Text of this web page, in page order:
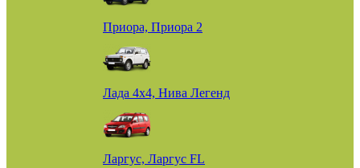
Приора, Приора 2
Лада 4х4, Нива Легенд
Ларгус, Ларгус FL